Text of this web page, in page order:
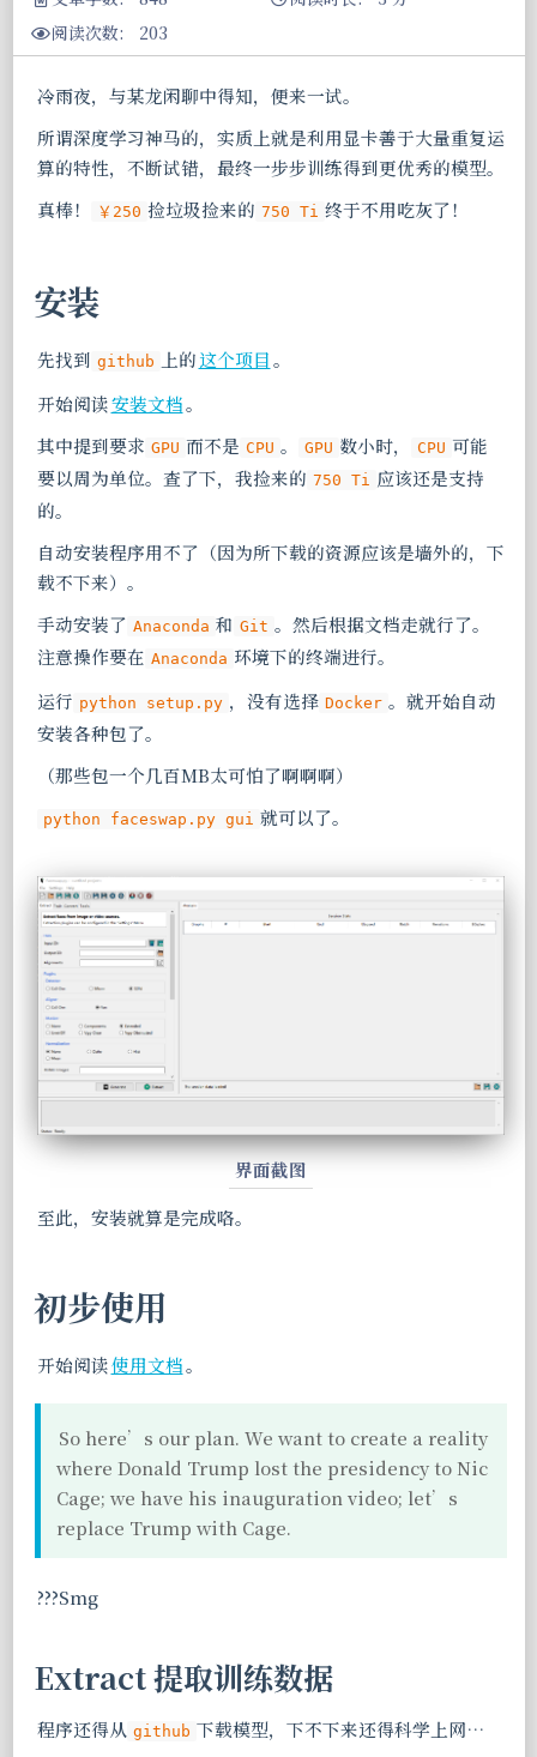
阅读次数: 203
冷雨夜，与某龙闲聊中得知，便来一试。
所谓深度学习神马的，实质上就是利用显卡善于大量重复运
算的特性，不断试错，最终一步步训练得到更优秀的模型。
真棒！
￥250 捡垃圾捡来的 750 Ti 终于不用吃灰了！
安装
先找到 github 上的这个项目。
开始阅读安装文档。
其中提到要求 GPU 而不是 CPU 。 GPU 数小时， CPU 可能
要以周为单位。查了下，我捡来的 750 Ti 应该还是支持
的。
自动安装程序用不了（因为所下载的资源应该是墙外的，下
载不下来）。
手动安装了 Anaconda 和 Git 。然后根据文档走就行了。
注意操作要在 Anaconda 环境下的终端进行。
运行 python setup.py ，没有选择 Docker 。就开始自动
安装各种包了。
（那些包一个几百MB太可怕了啊啊啊）
python faceswap.py gui 就可以了。
界面截图
至此，安装就算是完成咯。
初步使用
开始阅读使用文档。
So here’s our plan. We want to create a reality
where Donald Trump lost the presidency to Nic
Cage; we have his inauguration video; let’s
replace Trump with Cage.
???Smg
Extract 提取训练数据
程序还得从 github 下载模型，下不下来还得科学上网…